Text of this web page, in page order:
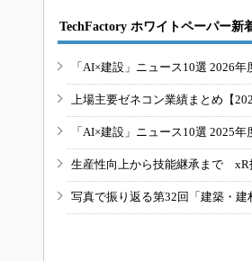
TechFactory ホワイトペーパー新
「AI×建設」ニュース10選 2026年
上場主要ゼネコン業績まとめ【
「AI×建設」ニュース10選 2025年
生産性向上から技能継承まで xR
写真で振り返る第32回「建築・建